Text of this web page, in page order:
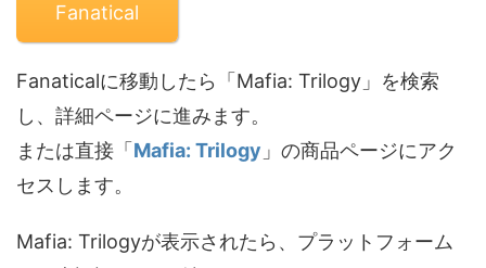
Fanatical
Fanaticalに移動したら「Mafia: Trilogy」を検索
し、詳細ページに進みます。
または直接「 Mafia: Trilogy 」の商品ページにアク
セスします。
Mafia: Trilogyが表示されたら、プラットフォーム